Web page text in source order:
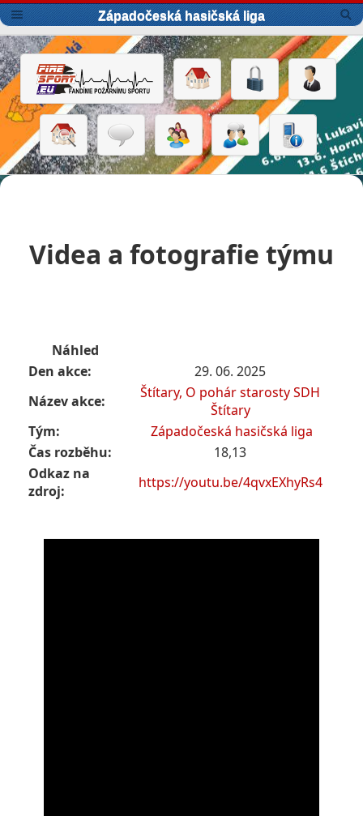
Západočeská hasičská liga
Videa a fotografie týmu
Náhled
Den akce:
29. 06. 2025
Název akce:
Štítary, O pohár starosty SDH
Štítary
Tým:
Západočeská hasičská liga
Čas rozběhu:
18,13
Odkaz na
zdroj:
https://youtu.be/4qvxEXhyRs4